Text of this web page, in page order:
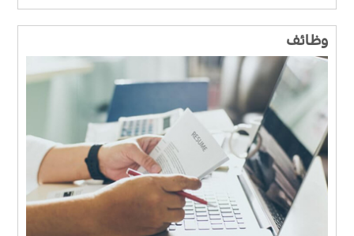
وظائف